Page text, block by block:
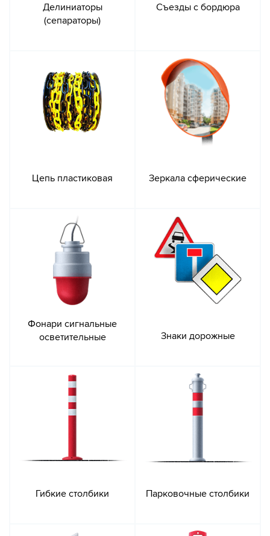
Делиниаторы
(сепараторы)
Съезды с бордюра
Цепь пластиковая Зеркала сферические
Фонари сигнальные
осветительные
Знаки дорожные
Гибкие столбики Парковочные столбики